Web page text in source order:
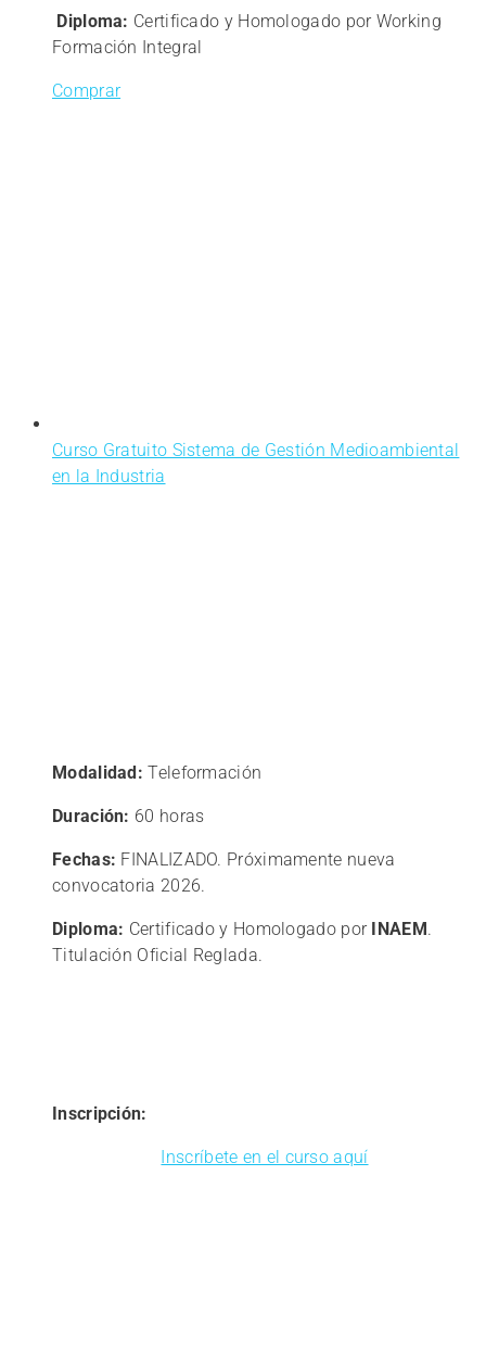
Diploma: Certificado y Homologado por Working
Formación Integral
Comprar
Curso Gratuito Sistema de Gestión Medioambiental
en la Industria
Modalidad: Teleformación
Duración: 60 horas
Fechas: FINALIZADO. Próximamente nueva
convocatoria 2026.
Diploma: Certificado y Homologado por INAEM.
Titulación Oficial Reglada.
Inscripción:
Inscríbete en el curso aquí